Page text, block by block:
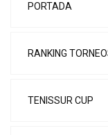
PORTADA
RANKING
TENISSUR CUP